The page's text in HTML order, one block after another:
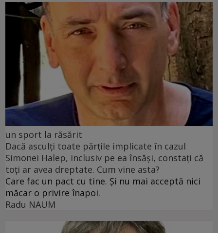
un sport la răsărit
Dacă asculți toate părțile implicate în cazul
Simonei Halep, inclusiv pe ea însăși, constați că
toți ar avea dreptate. Cum vine asta?
Care fac un pact cu tine. Și nu mai acceptă nici
măcar o privire înapoi.
Radu NAUM